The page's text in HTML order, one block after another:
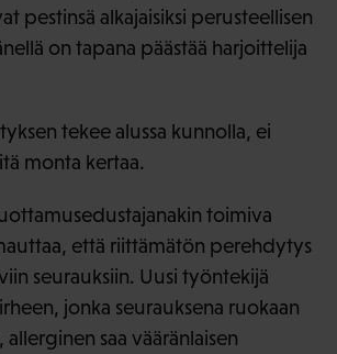
pestinsä alkajaisiksi perusteellisen
on tapana päästää harjoittelija
tekee alussa kunnolla, ei
monta kertaa.
toimiva
että riittämätön perehdytys
seurauksiin. Uusi työntekijä
jonka seurauksena ruokaan
saa vääränlaisen